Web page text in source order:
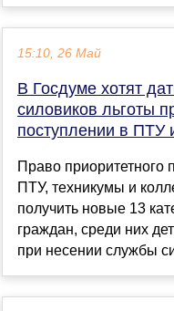
15:10, 26 Май
В Госдуме хотят
силовиков льготы
поступлении в ПТУ
Право приоритетного
ПТУ, техникумы и
получить новые 13
граждан, среди них
при несении службы